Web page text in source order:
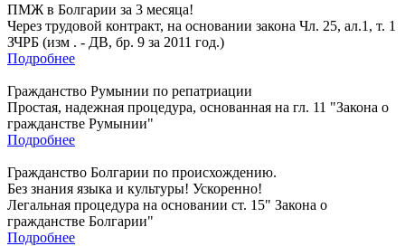
ПМЖ в Болгарии за 3 месяца!
Через трудовой контракт, на основании закона Чл. 25, ал.1, т. 1
ЗЧРБ (изм . - ДВ, бр. 9 за 2011 год.)
Подробнее
Гражданство Румынии по репатриации
Простая, надежная процедура, основанная на гл. 11 "Закона о
гражданстве Румынии"
Подробнее
Гражданство Болгарии по происхождению.
Без знания языка и культуры! Ускоренно!
Легальная процедура на основании ст. 15" Закона о
гражданстве Болгарии"
Подробнее